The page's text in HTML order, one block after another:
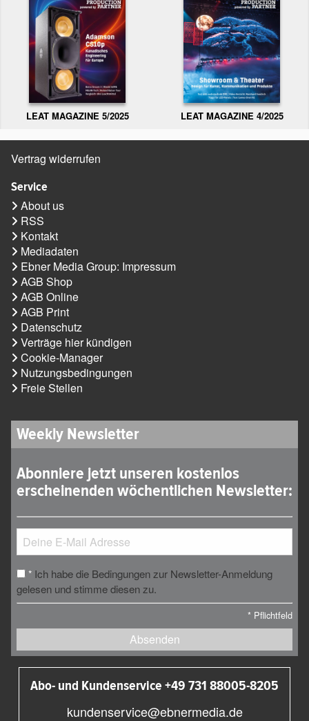
LEAT MAGAZINE 5/2025 LEAT MAGAZINE 4/2025
Vertrag widerrufen
Service
About us
RSS
Kontakt
Mediadaten
Ebner Media Group: Impressum
AGB Shop
AGB Online
AGB Print
Datenschutz
Verträge hier kündigen
Cookie-Manager
Nutzungsbedingungen
Freie Stellen
Weekly Newsletter
Abonniere jetzt unseren kostenlos
erscheinenden wöchentlichen Newsletter:
* Ich habe die Bedingungen zur Newsletter-Anmeldung
gelesen und stimme diesen zu.
* Pflichtfeld
Absenden
Abo- und Kundenservice +49 731 88005-8205
kundenservice@ebnermedia.de